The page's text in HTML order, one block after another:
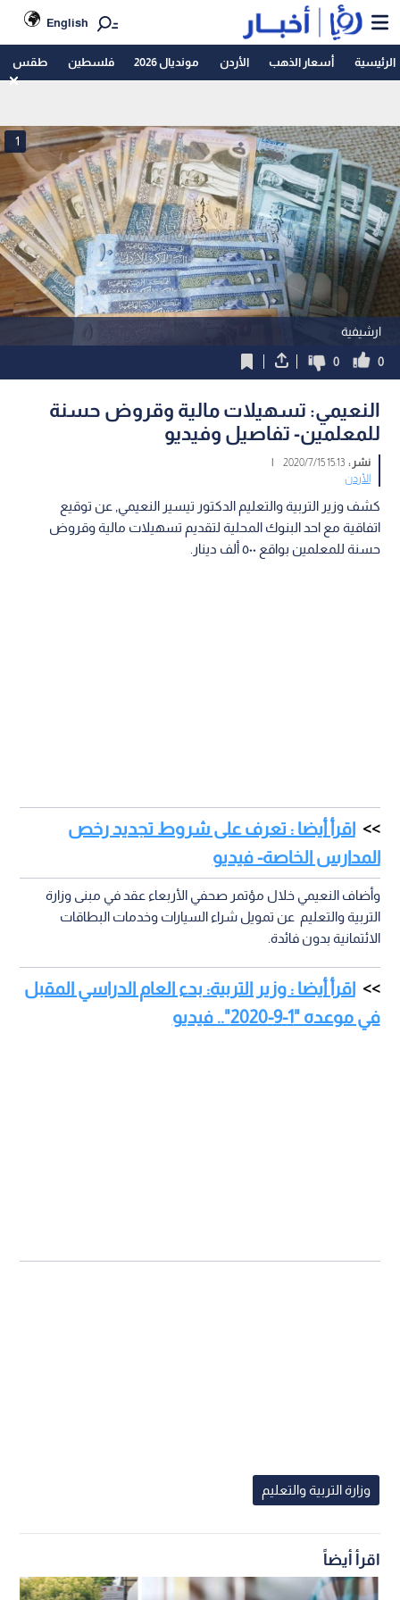
English
الرئيسية أسعار الذهب الأردن مونديال 2026 فلسطين طقس
ارشيفية
1
0
0
النعيمي: تسهيلات مالية وقروض حسنة
للمعلمين- تفاصيل وفيديو
نشر :15:13 2020/7/15
|
الأردن
كشف وزير التربية والتعليم الدكتور تيسير النعيمي, عن توقيع
اتفاقية مع احد البنوك المحلية لتقديم تسهيلات مالية وقروض
حسنة للمعلمين بواقع ٥٠٠ ألف دينار.
اقرأ أيضا : تعرف على شروط تجديد رخص
المدارس الخاصة- فيديو
وأضاف النعيمي خلال مؤتمر صحفي الأربعاء عقد في مبنى وزارة
التربية والتعليم عن تمويل شراء السيارات وخدمات البطاقات
الائتمانية بدون فائدة.
اقرأ أيضا : وزير التربية: بدء العام الدراسي المقبل
في موعده "1-9-2020".. فيديو
وزارة التربية والتعليم
اقرأ أيضاً